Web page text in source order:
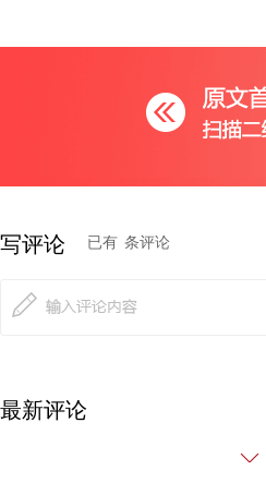
写评论 已有 条评论
最新评论